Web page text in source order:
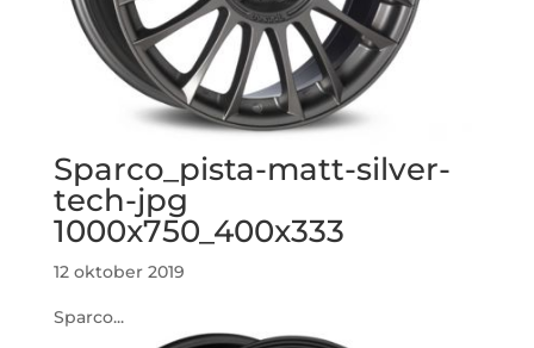
Sparco_pista-matt-silver-
tech-jpg
1000x750_400x333
12 oktober 2019
Sparco...